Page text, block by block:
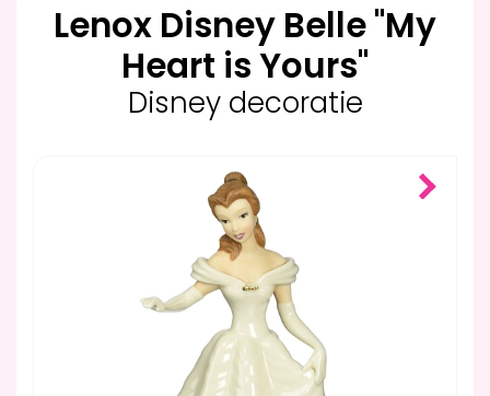
Lenox Disney Belle ''My
Heart is Yours''
Disney decoratie